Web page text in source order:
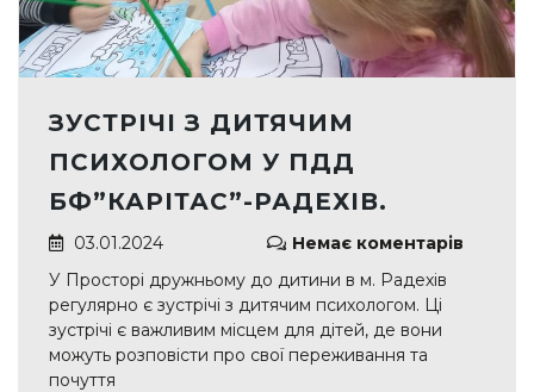
ЗУСТРІЧІ З ДИТЯЧИМ
ПСИХОЛОГОМ У ПДД
БФ”КАРІТАС”-РАДЕХІВ.
03.01.2024
Немає коментарів
У Просторі дружньому до дитини в м. Радехів
регулярно є зустрічі з дитячим психологом. Ці
зустрічі є важливим місцем для дітей, де вони
можуть розповісти про свої переживання та
почуття